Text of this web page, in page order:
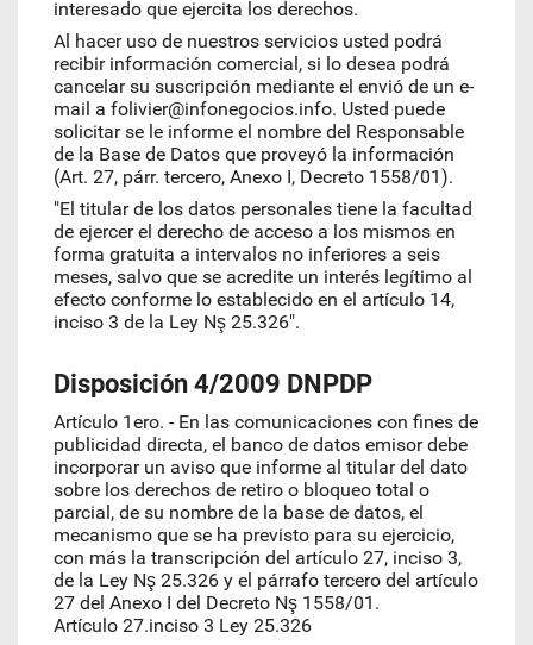
interesado que ejercita los derechos.
Al hacer uso de nuestros servicios usted podrá
recibir información comercial, si lo desea podrá
cancelar su suscripción mediante el envió de un e-
mail a folivier@infonegocios.info. Usted puede
solicitar se le informe el nombre del Responsable
de la Base de Datos que proveyó la información
(Art. 27, párr. tercero, Anexo I, Decreto 1558/01).
"El titular de los datos personales tiene la facultad
de ejercer el derecho de acceso a los mismos en
forma gratuita a intervalos no inferiores a seis
meses, salvo que se acredite un interés legítimo al
efecto conforme lo establecido en el artículo 14,
inciso 3 de la Ley Nş 25.326".
Disposición 4/2009 DNPDP
Artículo 1ero. - En las comunicaciones con fines de
publicidad directa, el banco de datos emisor debe
incorporar un aviso que informe al titular del dato
sobre los derechos de retiro o bloqueo total o
parcial, de su nombre de la base de datos, el
mecanismo que se ha previsto para su ejercicio,
con más la transcripción del artículo 27, inciso 3,
de la Ley Nş 25.326 y el párrafo tercero del artículo
27 del Anexo I del Decreto Nş 1558/01.
Artículo 27.inciso 3 Ley 25.326